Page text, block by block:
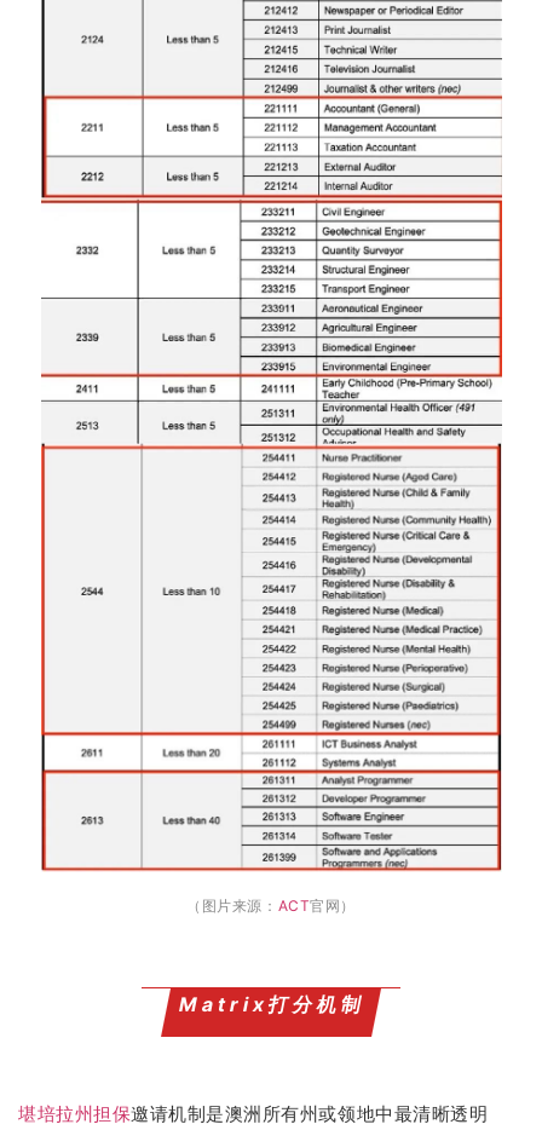
（图片来源： ACT官网）
Matrix打分机制
堪培拉州担保邀请机制是澳洲所有州或领地中最清晰透明